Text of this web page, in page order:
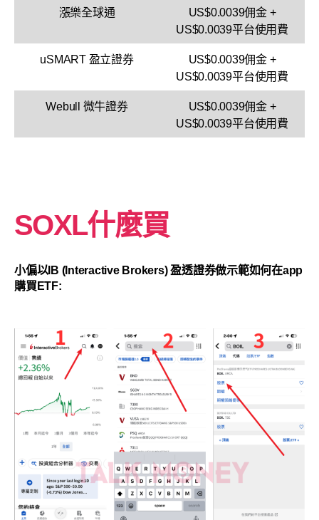
漲樂全球通
US$0.0039佣金 +
US$0.0039平台使用費
uSMART 盈立證券
US$0.0039佣金 +
US$0.0039平台使用費
Webull 微牛證券
US$0.0039佣金 +
US$0.0039平台使用費
SOXL什麼買
小偏以IB (Interactive Brokers) 盈透證券做示範如何在app
購買ETF: